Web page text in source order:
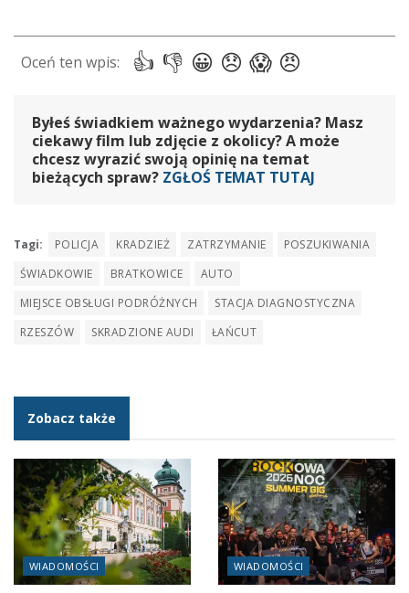
Byłeś świadkiem ważnego wydarzenia? Masz
ciekawy film lub zdjęcie z okolicy? A może
chcesz wyrazić swoją opinię na temat
bieżących spraw? ZGŁOŚ TEMAT TUTAJ
Tagi: POLICJA KRADZIEŻ ZATRZYMANIE
POSZUKIWANIA
ŚWIADKOWIE
BRATKOWICE
AUTO
MIEJSCE OBSŁUGI PODRÓŻNYCH
STACJA DIAGNOSTYCZNA
RZESZÓW
SKRADZIONE AUDI ŁAŃCUT
Zobacz także
WIADOMOŚCI WIADOMOŚCI